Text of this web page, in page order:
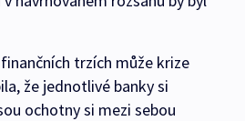
trzích může krize
že jednotlivé banky si
ochotny si mezi sebou